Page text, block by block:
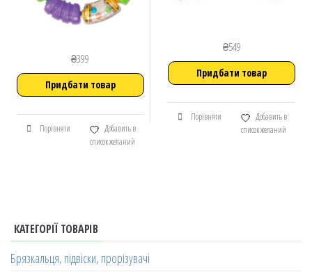
₴399
Придбати товар
Порівняти
Добавить в
список желаний
₴549
Придбати товар
Порівняти
Добавить в
список желаний
КАТЕГОРІЇ ТОВАРІВ
Брязкальця, підвіски, прорізувачі